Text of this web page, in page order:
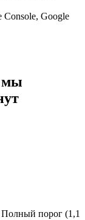
Google
мы
Полный порог (1,1